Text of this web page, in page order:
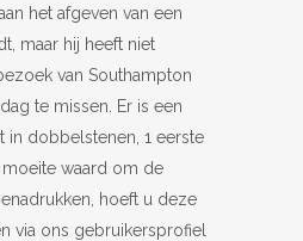
het afgeven van een
maar hij heeft niet
van Southampton
te missen. Er is een
in dobbelstenen, 1 eerste
moeite waard om de
hoeft u deze
via ons gebruikersprofiel